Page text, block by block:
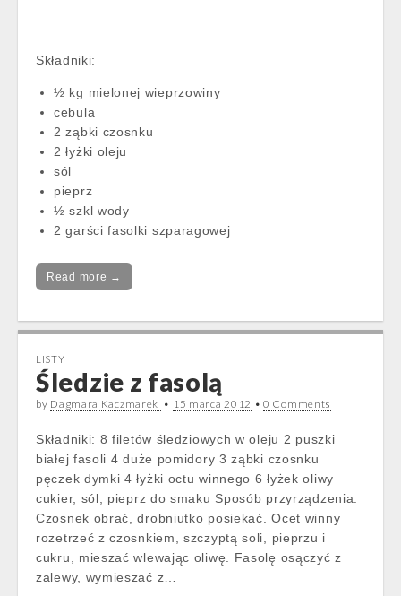
Składniki:
½ kg mielonej wieprzowiny
cebula
2 ząbki czosnku
2 łyżki oleju
sól
pieprz
½ szkl wody
2 garści fasolki szparagowej
Read more →
LISTY
Śledzie z fasolą
by Dagmara Kaczmarek • 15 marca 2012 •0 Comments
Składniki: 8 filetów śledziowych w oleju 2 puszki
białej fasoli 4 duże pomidory 3 ząbki czosnku
pęczek dymki 4 łyżki octu winnego 6 łyżek oliwy
cukier, sól, pieprz do smaku Sposób przyrządzenia:
Czosnek obrać, drobniutko posiekać. Ocet winny
rozetrzeć z czosnkiem, szczyptą soli, pieprzu i
cukru, mieszać wlewając oliwę. Fasolę osączyć z
zalewy, wymieszać z…